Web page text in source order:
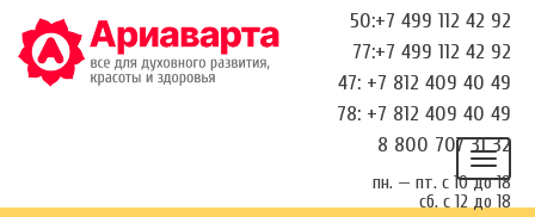
50:+7 499 112 42 92
77:+7 499 112 42 92
47: +7 812 409 40 49
78: +7 812 409 40 49
8 800 707 31 32
пн. — пт. с 10 до 18
сб. с 12 до 18